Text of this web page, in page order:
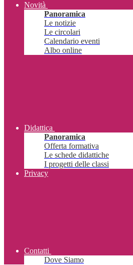
Novità
Panoramica
Le notizie
Le circolari
Calendario eventi
Albo online
Didattica
Panoramica
Offerta formativa
Le schede didattiche
I progetti delle classi
Privacy
Contatti
Dove Siamo